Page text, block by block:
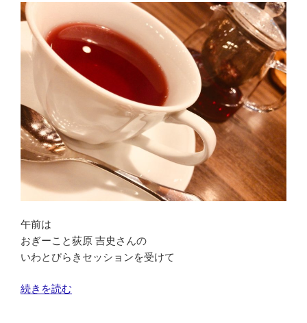
ッ
ク
タ
ン
デ
ィ
ナ
ー
タ
イ
ム”
の
午前は
おぎーこと荻原 吉史さんの
いわとびらきセッションを受けて
“い
続きを読む